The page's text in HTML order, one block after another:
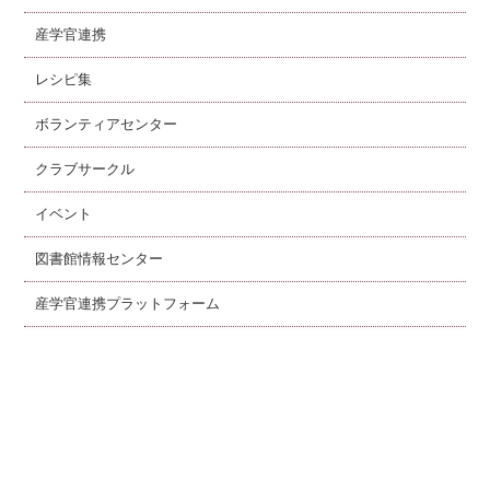
産学官連携
レシピ集
ボランティアセンター
クラブサークル
イベント
図書館情報センター
産学官連携プラットフォーム